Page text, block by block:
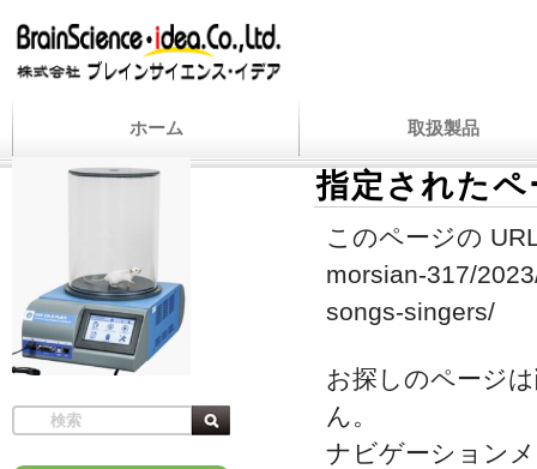
ホーム 取扱製品
指定された
このページの
morsian-317/
songs-singers/
お探しのページ
ん。
ナビゲーション